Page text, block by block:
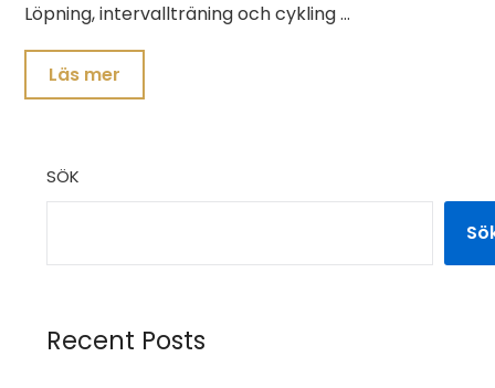
Löpning, intervallträning och cykling …
Läs mer
SÖK
Recent Posts